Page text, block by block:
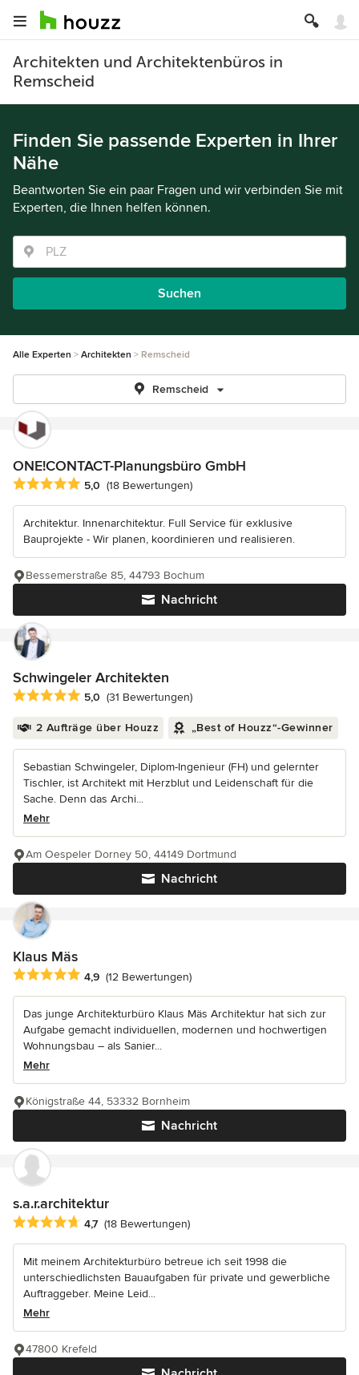
Architekten und Architektenbüros in
Remscheid
Finden Sie passende Experten in Ihrer
Nähe
Beantworten Sie ein paar Fragen und wir verbinden Sie mit
Experten, die Ihnen helfen können.
Suchen
Alle Experten Architekten Remscheid
Remscheid
ONE!CONTACT-Planungsbüro GmbH
Durchschnittliche Bewertung: 5 von 5 Sternen
5,0 (18 Bewertungen)
Architektur. Innenarchitektur. Full Service für exklusive
Bauprojekte - Wir planen, koordinieren und realisieren.
Nachricht
Bessemerstraße 85, 44793 Bochum
Schwingeler Architekten
Durchschnittliche Bewertung: 5 von 5 Sternen
5,0 (31 Bewertungen)
2 Aufträge über Houzz „Best of Houzz“-Gewinner
Sebastian Schwingeler, Diplom-Ingenieur (FH) und gelernter
Tischler, ist Architekt mit Herzblut und Leidenschaft für die
Sache. Denn das Archi...
Mehr
Nachricht
Am Oespeler Dorney 50, 44149 Dortmund
Klaus Mäs
Durchschnittliche Bewertung: 4.9 von 5 Sternen
4,9 (12 Bewertungen)
Das junge Architekturbüro Klaus Mäs Architektur hat sich zur
Aufgabe gemacht individuellen, modernen und hochwertigen
Wohnungsbau – als Sanier...
Mehr
Nachricht
Königstraße 44, 53332 Bornheim
s.a.r.architektur
Durchschnittliche Bewertung: 4.7 von 5 Sternen
4,7 (18 Bewertungen)
Mit meinem Architekturbüro betreue ich seit 1998 die
unterschiedlichsten Bauaufgaben für private und gewerbliche
Auftraggeber. Meine Leid...
Mehr
47800 Krefeld